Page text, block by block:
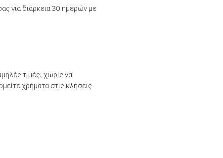
για διάρκεια 30 ημερών με
τιμές, χωρίς να
χρήματα στις κλήσεις